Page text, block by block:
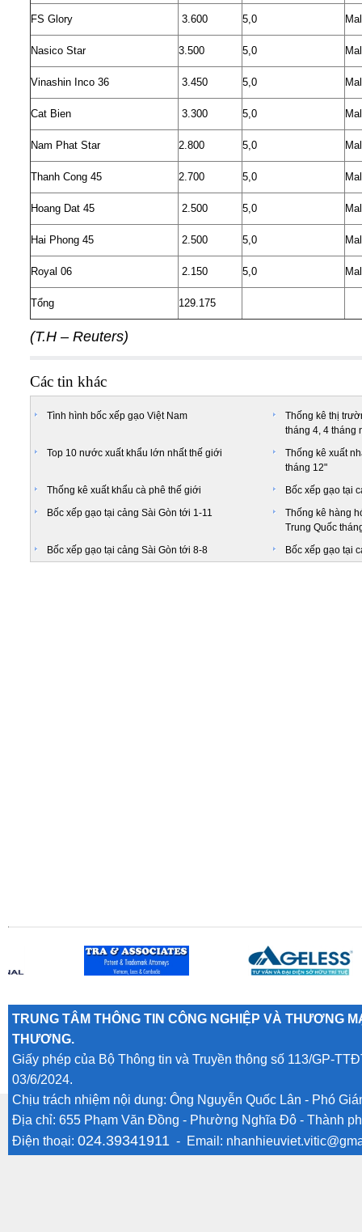
FS Glory 3.600 5,0
Nasico Star 3.500 5,0
Vinashin Inco 36 3.450 5,0
Cat Bien 3.300 5,0
Nam Phat Star 2.800 5,0
Thanh Cong 45 2.700 5,0
Hoang Dat 45 2.500 5,0
Hai Phong 45 2.500 5,0
Royal 06 2.150 5,0
Tổng 129.175
(T.H – Reuters)
Các tin khác
Tình hình bốc xếp gạo Việt Nam
Thống kê thị
tháng 4, 4 tháng
Top 10 nước xuất khẩu lớn nhất thế giới
Thống kê xuất
tháng 12"
Thống kê xuất khẩu cà phê thế giới
Bốc xếp gạo tại
Bốc xếp gạo tại cảng Sài Gòn tới 1-11
Thống kê hàng
Trung Quốc
Bốc xếp gạo tại cảng Sài Gòn tới 8-8
Bốc xếp gạo tại
TRUNG TÂM THÔNG TIN CÔNG NGHIỆP VÀ THƯƠNG
THƯƠNG.
Giấy phép của Bộ Thông tin và Truyền thông số 113/GP-
03/6/2024.
Chịu trách nhiệm nội dung: Ông Nguyễn Quốc Lân - Phó
Địa chỉ: 655 Phạm Văn Đồng - Phường Nghĩa Đô - Thành
Điện thoại: 024.39341911 - Email: